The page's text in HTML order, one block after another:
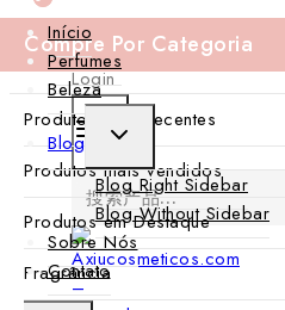
Skip
content
Em compras acima de
Login
搜
索：
Compre Por Categoria
Produtos mais recentes
Produtos mais vendidos
Produtos em Destaque
Fragrância
Início
Perfumes
Beleza
Blog
TOGGLE
MENU
Blog Right Sidebar
Blog Without Sidebar
Sobre Nós
Contato